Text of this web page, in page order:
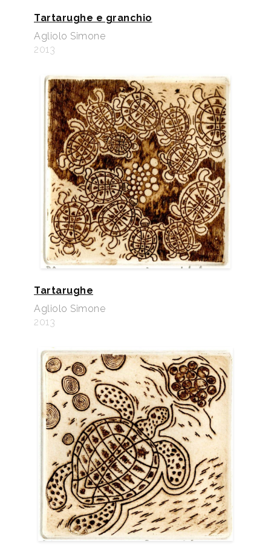
Tartarughe e granchio
Agliolo Simone
2013
Tartarughe
Agliolo Simone
2013